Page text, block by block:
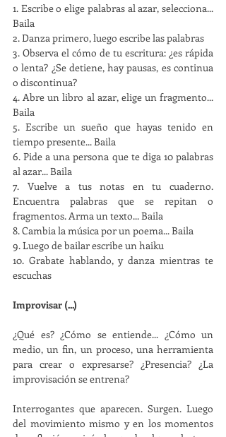
1. Escribe o elige palabras al azar, selecciona...
Baila
2. Danza primero, luego escribe las palabras
3. Observa el cómo de tu escritura: ¿es rápida
o lenta? ¿Se detiene, hay pausas, es continua
o discontinua?
4. Abre un libro al azar, elige un fragmento...
Baila
5. Escribe un sueño que hayas tenido en
tiempo presente... Baila
6. Pide a una persona que te diga 10 palabras
al azar... Baila
7. Vuelve a tus notas en tu cuaderno.
Encuentra palabras que se repitan o
fragmentos. Arma un texto... Baila
8. Cambia la música por un poema... Baila
9. Luego de bailar escribe un haiku
10. Grabate hablando, y danza mientras te
escuchas
Improvisar (...)
¿Qué es? ¿Cómo se entiende... ¿Cómo un
medio, un fin, un proceso, una herramienta
para crear o expresarse? ¿Presencia? ¿La
improvisación se entrena?
Interrogantes que aparecen. Surgen. Luego
del movimiento mismo y en los momentos